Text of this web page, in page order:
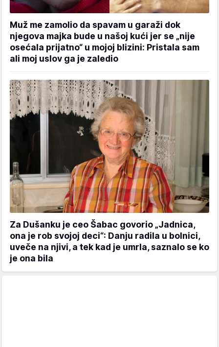
Muž me zamolio da spavam u garaži dok
njegova majka bude u našoj kući jer se „nije
osećala prijatno“ u mojoj blizini: Pristala sam
ali moj uslov ga je zaledio
Za Dušanku je ceo Šabac govorio „Jadnica,
ona je rob svojoj deci“: Danju radila u bolnici,
uveče na njivi, a tek kad je umrla, saznalo se ko
je ona bila